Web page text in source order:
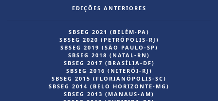
EDIÇÕES ANTERIORES
SBSEG 2021 (BELÉM-PA)
SBSEG 2020 (PETRÓPOLIS-RJ)
SBSEG 2019 (SÃO PAULO-SP)
SBSEG 2018 (NATAL-RN)
SBSEG 2017 (BRASÍLIA-DF)
SBSEG 2016 (NITERÓI-RJ)
SBSEG 2015 (FLORIANÓPOLIS-SC)
SBSEG 2014 (BELO HORIZONTE-MG)
SBSEG 2013 (MANAUS-AM)